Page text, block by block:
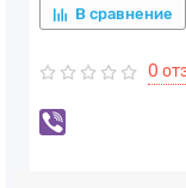
В сравнение
0